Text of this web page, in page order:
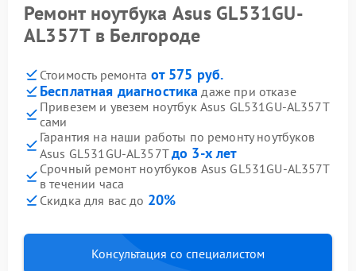
Ремонт ноутбука Asus GL531GU-
AL357T в Белгороде
Стоимость ремонта от 575 руб.
Бесплатная диагностика даже при отказе
Привезем и увезем ноутбук Asus GL531GU-AL357T
сами
Гарантия на наши работы по ремонту ноутбуков
Asus GL531GU-AL357Tдо 3-х лет
Срочный ремонт ноутбуков Asus GL531GU-AL357T
в течении часа
Скидка для вас до 20%
Консультация со специалистом